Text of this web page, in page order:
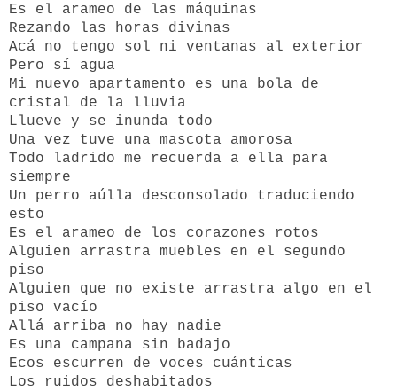
Es el arameo de las máquinas
Rezando las horas divinas
Acá no tengo sol ni ventanas al exterior
Pero sí agua
Mi nuevo apartamento es una bola de
cristal de la lluvia
Llueve y se inunda todo
Una vez tuve una mascota amorosa
Todo ladrido me recuerda a ella para
siempre
Un perro aúlla desconsolado traduciendo
esto
Es el arameo de los corazones rotos
Alguien arrastra muebles en el segundo
piso
Alguien que no existe arrastra algo en el
piso vacío
Allá arriba no hay nadie
Es una campana sin badajo
Ecos escurren de voces cuánticas
Los ruidos deshabitados